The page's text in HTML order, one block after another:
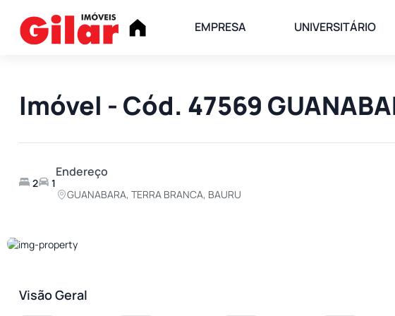
EMPRESA UNIVERSITÁRIO
Imóvel - Cód. 47569
2 1
Endereço
GUANABARA, TERRA BRANCA, BAURU
Visão Geral